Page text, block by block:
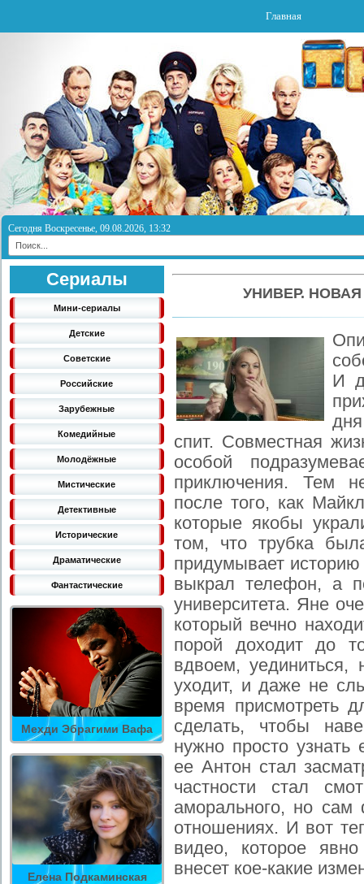
Главная
Сегодня Воскресенье, 09.08.2026, 13:32
Сериалы
Мини-сериалы
Детские
Советские
Российские
Зарубежные
Комедийные
Молодёжные
Мистические
Детективные
Исторические
Драматические
Фантастические
Мехди Эбрагими Вафа
Елена Подкаминская
УНИВЕР.
И
спит. Совместная
особой
приключения. Тем
после того, как
которые якобы
том, что трубка
придумывает историю
выкрал телефон, а
университета. Яне
который вечно
порой доходит до
вдвоем, уединиться,
уходит, и даже не
время присмотреть
сделать, чтобы
нужно просто узнать
ее Антон стал
частности стал
аморального, но
отношениях. И вот
видео, которое
внесет кое-какие